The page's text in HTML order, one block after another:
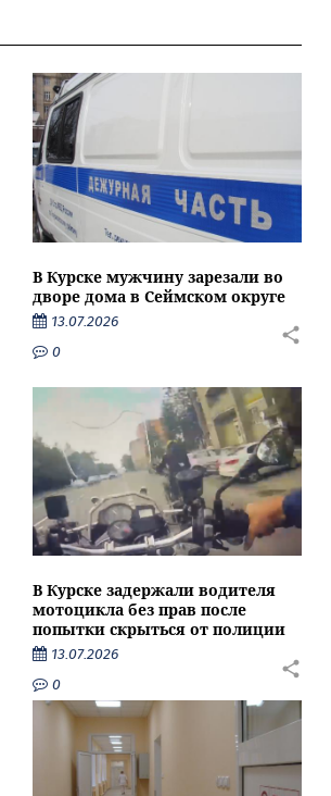
В Курске мужчину зарезали во
дворе дома в Сеймском округе
13.07.2026
0
В Курске задержали водителя
мотоцикла без прав после
попытки скрыться от полиции
13.07.2026
0